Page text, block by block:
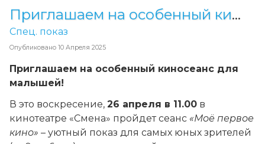
Приглашаем на особенный киносеанс для малышей!
Опубликовано 10 Апреля 2025
Спец. показ
Приглашаем на особенный киносеанс для
малышей!
В это воскресение, 26 апреля в 11.00 в
кинотеатре «Смена» пройдет сеанс «Моё первое
кино» – уютный показ для самых юных зрителей